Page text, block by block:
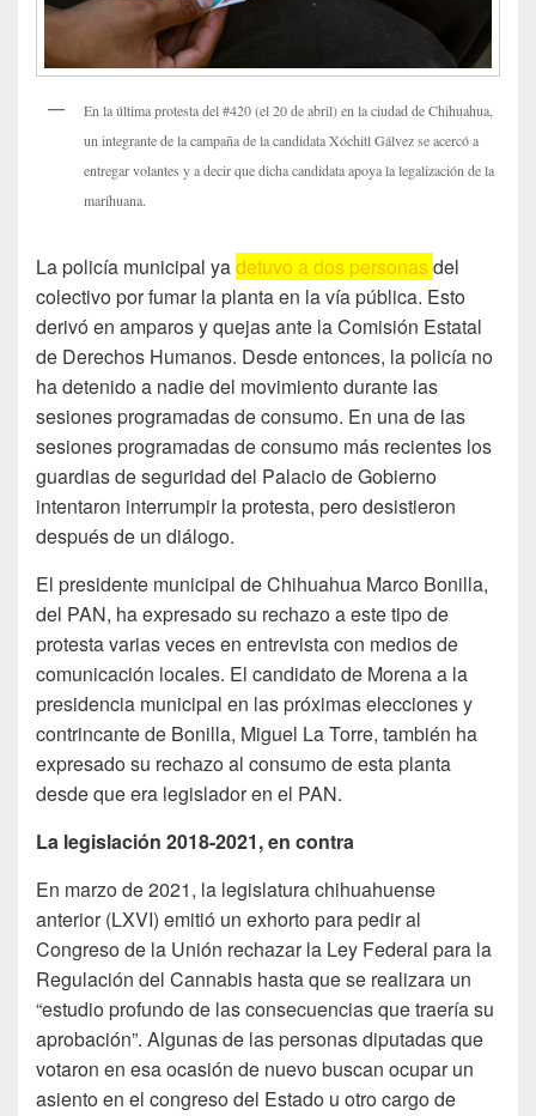
En la última protesta del #420 (el 20 de abril) en la ciudad de Chihuahua,
un integrante de la campaña de la candidata Xóchitl Gálvez se acercó a
entregar volantes y a decir que dicha candidata apoya la legalización de la
marihuana.
La policía municipal yadetuvo a dos personas del
colectivo por fumar la planta en la vía pública. Esto
derivó en amparos y quejas ante la Comisión Estatal
de Derechos Humanos. Desde entonces, la policía no
ha detenido a nadie del movimiento durante las
sesiones programadas de consumo. En una de las
sesiones programadas de consumo más recientes los
guardias de seguridad del Palacio de Gobierno
intentaron interrumpir la protesta, pero desistieron
después de un diálogo.
El presidente municipal de Chihuahua Marco Bonilla,
del PAN, ha expresado su rechazo a este tipo de
protesta varias veces en entrevista con medios de
comunicación locales. El candidato de Morena a la
presidencia municipal en las próximas elecciones y
contrincante de Bonilla, Miguel La Torre, también ha
expresado su rechazo al consumo de esta planta
desde que era legislador en el PAN.
La legislación 2018-2021, en contra
En marzo de 2021, la legislatura chihuahuense
anterior (LXVI) emitió un exhorto para pedir al
Congreso de la Unión rechazar la Ley Federal para la
Regulación del Cannabis hasta que se realizara un
“estudio profundo de las consecuencias que traería su
aprobación”. Algunas de las personas diputadas que
votaron en esa ocasión de nuevo buscan ocupar un
asiento en el congreso del Estado u otro cargo de